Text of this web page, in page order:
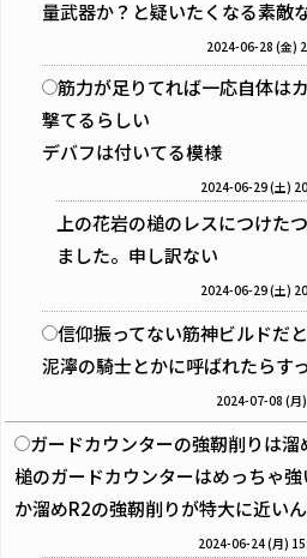
量武器か？と疑いたくなる素敵
2024-06-28 (金)
筋力が足りてれば一応自体は
撃てるらしい
デバフは付いてる模様
2024-06-29 (土)
上の花岩の槌のレスにつけた
ました。申し訳ない
2024-06-29 (土)
信仰振ってない筋神ビルドだ
泥濘の騎士とかに呼ばれたらす
2024-07-08 (月
ガードカウンターの強靭削りは
槌のガードカウンターはめっちゃ
か溜めR2の強靭削りが特大に近い
2024-06-24 (月)